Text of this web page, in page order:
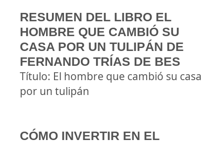
RESUMEN DEL LIBRO EL
HOMBRE QUE CAMBIÓ SU
CASA POR UN TULIPÁN DE
FERNANDO TRÍAS DE BES
Título: El hombre que cambió su casa
por un tulipán
CÓMO INVERTIR EN EL